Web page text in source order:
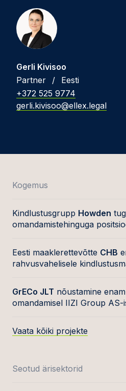
Gerli Kivisoo
Partner
/
Eesti
+372 525 9774
gerli.kivisoo@ellex.legal
Kogemus
Kindlustusgrupp Howden
omandamistehinguga
Eesti maaklerettevõtte CHB
rahvusvahelisele
GrECo JLT nõustamine
omandamisel IIZI Group AS-
Vaata kõiki projekte
Seotud ärisektorid